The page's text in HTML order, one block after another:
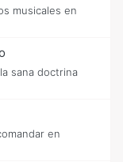
musicales en
sana doctrina
en